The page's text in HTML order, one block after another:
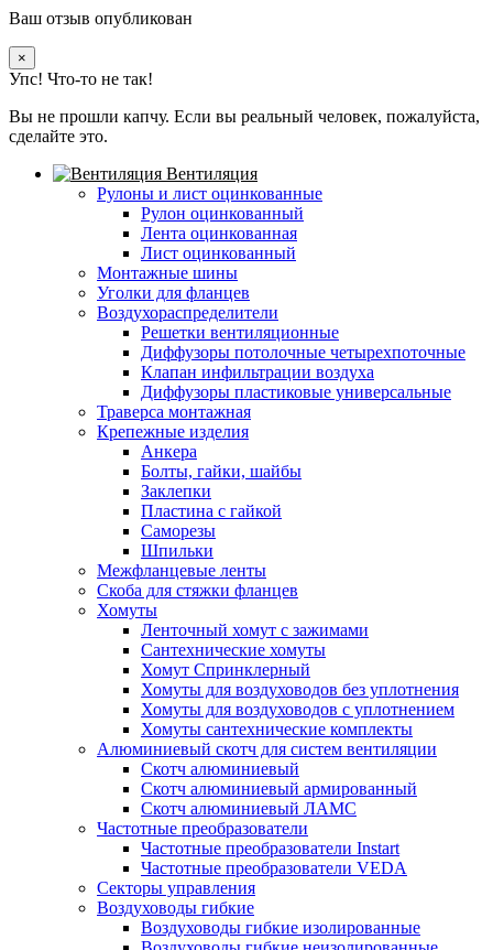
Ваш отзыв опубликован
×
Упс! Что-то не так!
Вы не прошли капчу. Если вы реальный человек, пожалуйста,
сделайте это.
Вентиляция
Рулоны и лист оцинкованные
Рулон оцинкованный
Лента оцинкованная
Лист оцинкованный
Монтажные шины
Уголки для фланцев
Воздухораспределители
Решетки вентиляционные
Диффузоры потолочные четырехпоточные
Клапан инфильтрации воздуха
Диффузоры пластиковые универсальные
Траверса монтажная
Крепежные изделия
Анкера
Болты, гайки, шайбы
Заклепки
Пластина с гайкой
Саморезы
Шпильки
Межфланцевые ленты
Скоба для стяжки фланцев
Хомуты
Ленточный хомут с зажимами
Сантехнические хомуты
Хомут Спринклерный
Хомуты для воздуховодов без уплотнения
Хомуты для воздуховодов с уплотнением
Хомуты сантехнические комплекты
Алюминиевый скотч для систем вентиляции
Скотч алюминиевый
Скотч алюминиевый армированный
Скотч алюминиевый ЛАМС
Частотные преобразователи
Частотные преобразователи Instart
Частотные преобразователи VEDA
Секторы управления
Воздуховоды гибкие
Воздуховоды гибкие изолированные